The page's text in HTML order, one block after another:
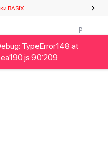
BASIX
Красота
TypeError148 at